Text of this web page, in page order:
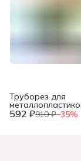
592 ₽910 ₽−35%
Труборез для
труб, до 42мм,